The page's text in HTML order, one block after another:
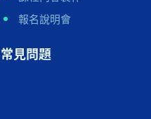
報名說明會
常見問題